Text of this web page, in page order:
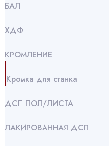
БАЛ
ХДФ
КРОМЛЕНИЕ
Кромка для станка
ДСП ПОЛ/ЛИСТА
ЛАКИРОВАННАЯ ДСП